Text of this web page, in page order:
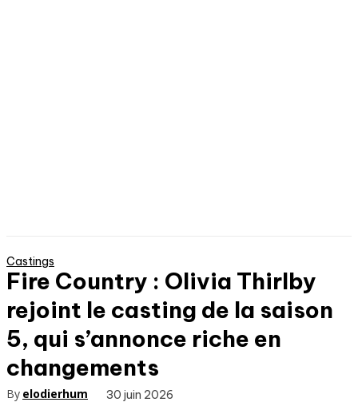
Castings
Fire Country : Olivia Thirlby
rejoint le casting de la saison
5, qui s’annonce riche en
changements
By elodierhum 30 juin 2026